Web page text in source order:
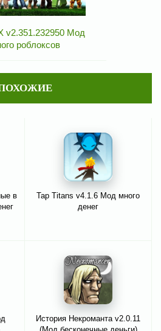
v2.351.232950 Мод
роблоксов
в
Tap Titans v4.1.6 Мод много
денег
История Некроманта v2.0.11